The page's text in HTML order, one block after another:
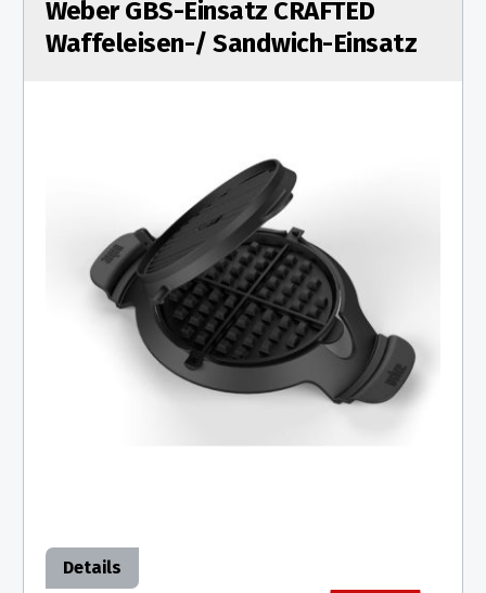
Weber GBS-Einsatz CRAFTED
Waffeleisen-/ Sandwich-Einsatz
Details